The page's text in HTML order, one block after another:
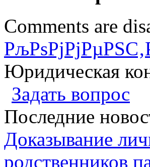
Comments are
Юридическая
Задать вопрос
Последние
Доказывание
родственников